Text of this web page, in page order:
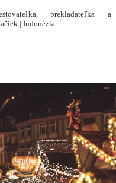
prekladateľka a
| Indonézia